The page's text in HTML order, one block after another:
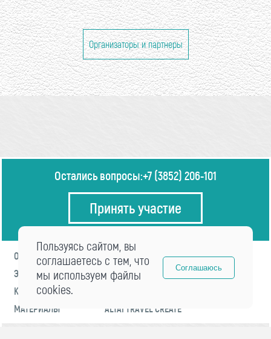
Организаторы и партнеры
Остались вопросы:+7 (3852) 206-101
Принять участие
О ФОРУМЕ
ПРОГРАММА
ЭКСПЕРТЫ
НОВОСТИ
КОНТАКТЫ
МАТЕРИАЛЫ
ALTAI TRAVEL CREATE
Пользуясь сайтом, вы
соглашаетесь с тем, что
мы используем файлы
cookies.
Соглашаюсь